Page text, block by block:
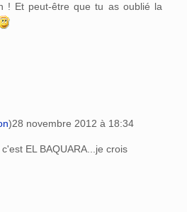
! Et peut-être que tu as oublié la
)28 novembre 2012 à 18:34
EL BAQUARA...je crois